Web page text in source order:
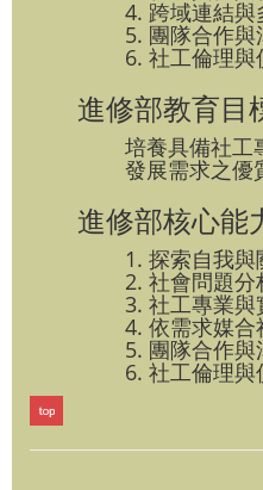
4. 跨域連結與
5. 團隊合作
6. 社工倫理
進修部教育目
培養具備社工
發展需求之優
進修部核心能
1. 探索自我
2. 社會問題
3. 社工專業與
4. 依需求媒合
5. 團隊合作
6. 社工倫理